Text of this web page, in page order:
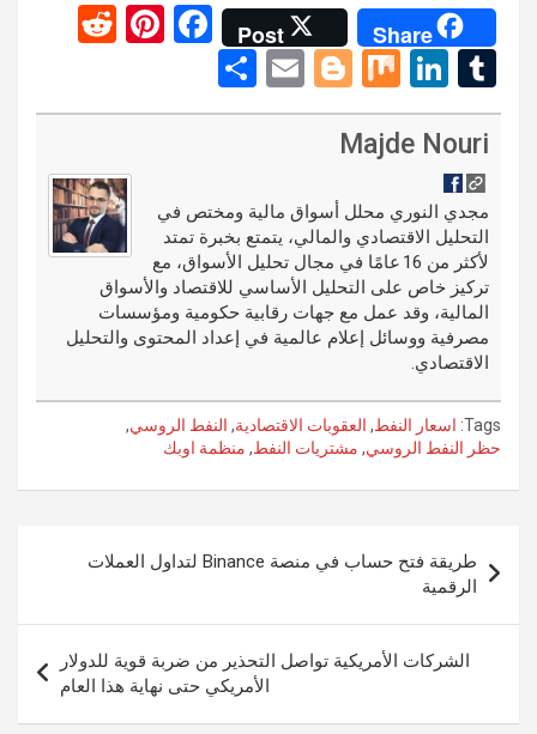
Share
Post
F
ce
o
k
Pi
er
t
d
t
T
u
m
bl
r
Li
n
ke
n
M
ix
Bl
o
er
E
m
h
Majde Nouri
مجدي النوري محلل أسواق مالية ومختص في
التحليل الاقتصادي والمالي، يتمتع بخبرة تمتد
لأكثر من 16 عامًا في مجال تحليل الأسواق، مع
تركيز خاص على التحليل الأساسي للاقتصاد والأسواق
المالية، وقد عمل مع جهات رقابية حكومية ومؤسسات
مصرفية ووسائل إعلام عالمية في إعداد المحتوى والتحليل
الاقتصادي.
Tags: اسعار النفط, العقوبات الاقتصادية, النفط الروسي,
حظر النفط الروسي, مشتريات النفط, منظمة اوبك
المقالات
طريقة فتح حساب في منصة Binance لتداول العملات
الرقمية
الشركات الأمريكية تواصل التحذير من ضربة قوية للدولار
الأمريكي حتى نهاية هذا العام